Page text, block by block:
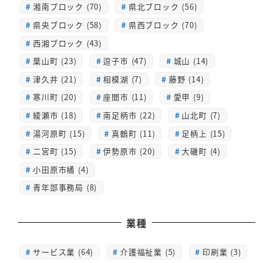
湘南ブロック (70)
県北ブロック (56)
県央ブロック (58)
県西ブロック (70)
西湘ブロック (43)
葉山町 (23)
逗子市 (47)
城山 (14)
津久井 (21)
相模湖 (7)
藤野 (14)
寒川町 (20)
座間市 (11)
愛甲 (9)
綾瀬市 (18)
南足柄市 (22)
山北町 (7)
湯河原町 (15)
真鶴町 (11)
足柄上 (15)
二宮町 (15)
伊勢原市 (20)
大磯町 (4)
小田原市橘 (4)
青年部事務局 (8)
業種
サービス業 (64) 介護福祉業 (5)
印刷業 (3)